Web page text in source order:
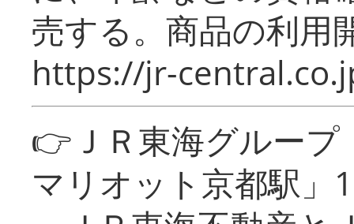
売する。商品の利用
https://jr-
👉ＪＲ東海グルー
マリオット京都駅」